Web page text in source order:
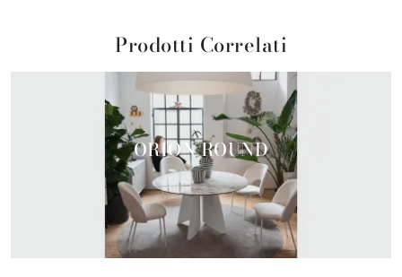
Prodotti Correlati
ORION ROUND